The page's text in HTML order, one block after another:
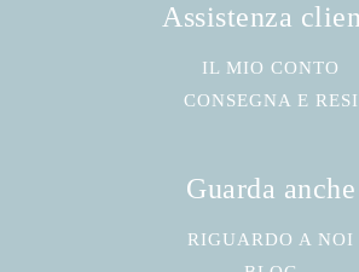
Assistenza
IL MIO CONTO
CONSEGNA E RESI
Guarda anche
RIGUARDO A NOI